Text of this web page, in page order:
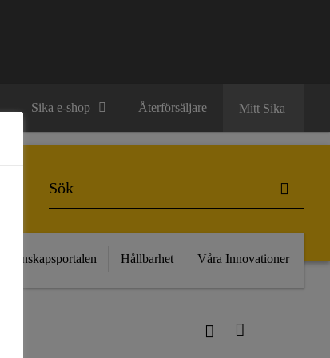
Sika e-shop Återförsäljare Mitt Sika
Kunskapsportalen Hållbarhet Våra Innovationer